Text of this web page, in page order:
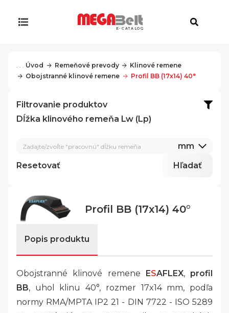
E-CATALOG
Filtrovanie produktov
Dĺžka klinového remeňa Lw (Lp)
Zadajte/zvoľte "pracovnú" dĺžku remeňa
mm
Resetovať
Hľadať
. . . Úvod Remeňové prevody
Klinové remene
Obojstranné klinové remene
Profil BB (17x14) 40°
Profil BB (17x14) 40°
Popis produktu
Obojstranné klinové remene ESAFLEX, profil
BB, uhol klinu 40°, rozmer 17x14 mm, podľa
normy RMA/MPTA IP2 21 - DIN 7722 - ISO 5289